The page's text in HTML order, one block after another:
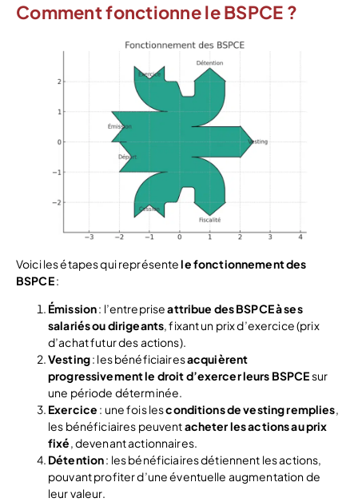
Comment fonctionne le BSPCE ?
Voici les étapes qui représentele fonctionnementdes
BSPCE:
Émission: l’entrepriseattribue des BSPCE à ses
salariés ou dirigeants, fixant un prix d’exercice (prix
d’achat futur des actions).
Vesting: les bénéficiairesacquièrent
progressivement le droit d’exercer leurs BSPCEsur
une période déterminée.
Exercice : une fois lesconditions de vesting remplies,
les bénéficiaires peuventacheter les actions au prix
fixé, devenant actionnaires.
Détention: les bénéficiaires détiennent les actions,
pouvant profiter d’une éventuelle augmentation de
leur valeur.